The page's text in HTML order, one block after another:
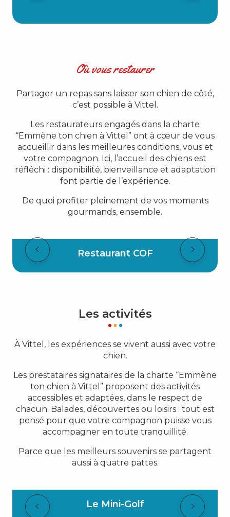
Où vous restaurer
Partager un repas sans laisser son chien de côté,
c’est possible à Vittel.
Les restaurateurs engagés dans la charte
“Emmène ton chien à Vittel” ont à cœur de vous
accueillir dans les meilleures conditions, vous et
votre compagnon. Ici, l’accueil des chiens est
réfléchi : disponibilité, bienveillance et adaptation
font partie de l’expérience.
De quoi profiter pleinement de vos moments
gourmands, ensemble.
Restaurant COF
Les activités
À Vittel, les expériences se vivent aussi avec votre
chien.
Les prestataires signataires de la charte “Emmène
ton chien à Vittel” proposent des activités
accessibles et adaptées, dans le respect de
chacun. Balades, découvertes ou loisirs : tout est
pensé pour que votre compagnon puisse vous
accompagner en toute tranquillité.
Parce que les meilleurs souvenirs se partagent
aussi à quatre pattes.
Le Mini-Golf